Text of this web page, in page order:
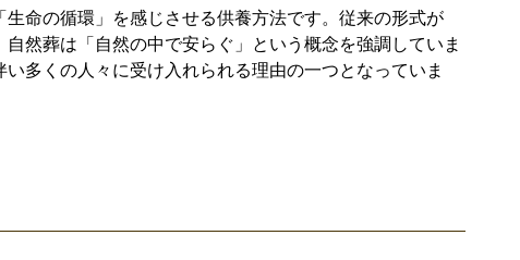
命の循環」を感じさせる供養方法です。従来の形式が
然葬は「自然の中で安らぐ」という概念を強調していま
多くの人々に受け入れられる理由の一つとなっていま